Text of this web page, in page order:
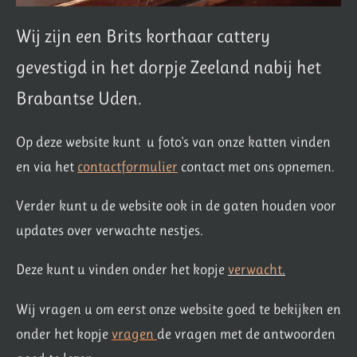
Wij zijn een Brits korthaar cattery
gevestigd in het dorpje Zeeland nabij het
Brabantse Uden.
Op deze website kunt u foto's van onze katten vinden
en via het contactformulier contact met ons opnemen.
Verder kunt u de website ook in de gaten houden voor
updates over verwachte nestjes.
Deze kunt u vinden onder het kopjeverwacht.
Wij vragen u om eerst onze website goed te bekijken en
onder het kopjevragen de vragen met de antwoorden